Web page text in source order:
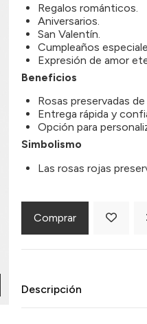
Regalos románticos.
Aniversarios.
San Valentín.
Cumpleaños
Expresión de amor
Beneficios
Rosas preservadas
Entrega rápida y
Opción para
Simbolismo
Las rosas rojas
Comprar
Descripción